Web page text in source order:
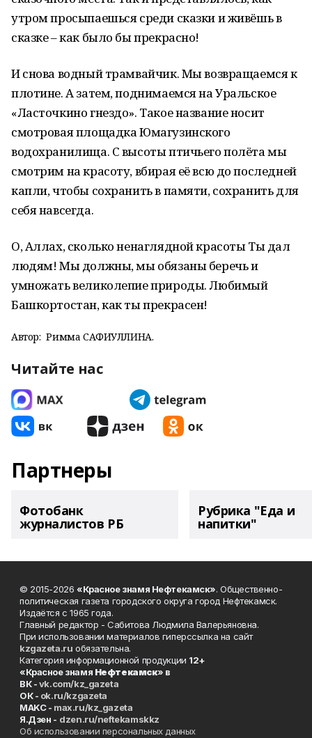
утром просыпаешься среди сказки и живёшь в
сказке – как было бы прекрасно!
И снова водный трамвайчик. Мы возвращаемся к
плотине. А затем, поднимаемся на Уральское
«Ласточкино гнездо». Такое название носит
смотровая площадка Юмагузинского
водохранилища. С высоты птичьего полёта мы
смотрим на красоту, вбирая её всю до последней
капли, чтобы сохранить в памяти, сохранить для
себя навсегда.
О, Аллах, сколько ненаглядной красоты Ты дал
людям! Мы должны, мы обязаны беречь и
умножать великолепие природы. Любимый
Башкортостан, как ты прекрасен!
Автор: Римма САФИУЛЛИНА.
Читайте нас
Партнеры
Фотобанк
журналистов РБ
Рубрика "Еда и
напитки"
© 2015-2026 «Красное знамя Нефтекамск». Общественно-
политическая газета городского округа город Нефтекамск.
Издаётся с 1965 года.
Главный редактор - Сабитова Людмила Валерьяновна.
При использовании материалов гиперссылка на сайт
kzgazeta.ru обязательна.
Категория информационной продукции 12+
«Красное знамя Нефтекамск» в
ВК -vk.com/kz_gazeta
ОК - ok.ru/kzgazeta
MAKC - max.ru/kz_gazeta
Я.Дзен - dzen.ru/neftekamskkz
Об использовании персональных данных